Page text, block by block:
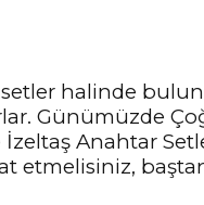
halinde
Günümüzde
İzeltaş Anahtar
etmelisiniz,